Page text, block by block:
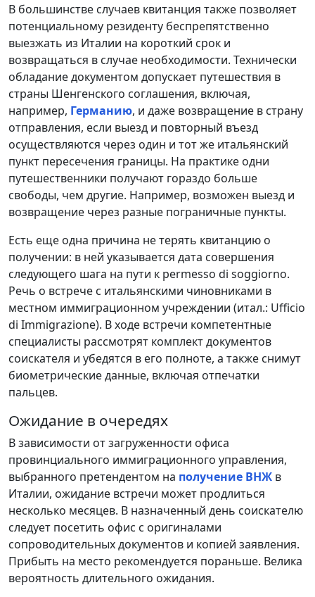
В большинстве случаев квитанция также позволяет
потенциальному резиденту беспрепятственно
выезжать из Италии на короткий срок и
возвращаться в случае необходимости. Технически
обладание документом допускает путешествия в
страны Шенгенского соглашения, включая,
например, Германию, и даже возвращение в страну
отправления, если выезд и повторный въезд
осуществляются через один и тот же итальянский
пункт пересечения границы. На практике одни
путешественники получают гораздо больше
свободы, чем другие. Например, возможен выезд и
возвращение через разные пограничные пункты.
Есть еще одна причина не терять квитанцию о
получении: в ней указывается дата совершения
следующего шага на пути к permesso di soggiorno.
Речь о встрече с итальянскими чиновниками в
местном иммиграционном учреждении (итал.: Ufficio
di Immigrazione). В ходе встречи компетентные
специалисты рассмотрят комплект документов
соискателя и убедятся в его полноте, а также снимут
биометрические данные, включая отпечатки
пальцев.
Ожидание в очередях
В зависимости от загруженности офиса
провинциального иммиграционного управления,
выбранного претендентом на получение ВНЖ в
Италии, ожидание встречи может продлиться
несколько месяцев. В назначенный день соискателю
следует посетить офис с оригиналами
сопроводительных документов и копией заявления.
Прибыть на место рекомендуется пораньше. Велика
вероятность длительного ожидания.